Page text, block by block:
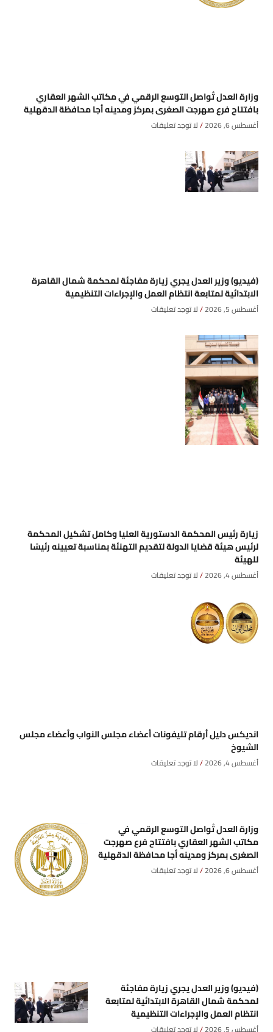
وزارة العدل تُواصل التوسع الرقمي في مكاتب الشهر العقاري
بافتتاح فرع صهرجت الصغرى بمركز ومدينه أجا محافظة الدقهلية
أغسطس 6, 2026 لا توجد تعليقات
(فيديو) وزير العدل يجري زيارة مفاجئة لمحكمة شمال القاهرة
الابتدائية لمتابعة انتظام العمل والإجراءات التنظيمية
أغسطس 5, 2026 لا توجد تعليقات
زيارة رئيس المحكمة الدستورية العليا وكامل تشكيل المحكمة
لرئيس هيئة قضايا الدولة لتقديم التهنئة بمناسبة تعيينه رئيسًا
للهيئة
أغسطس 4, 2026 لا توجد تعليقات
انديكس دليل أرقام تليفونات أعضاء مجلس النواب وأعضاء مجلس
الشيوخ
أغسطس 4, 2026 لا توجد تعليقات
وزارة العدل تُواصل التوسع الرقمي في
مكاتب الشهر العقاري بافتتاح فرع صهرجت
الصغرى بمركز ومدينه أجا محافظة الدقهلية
أغسطس 6, 2026 لا توجد تعليقات
(فيديو) وزير العدل يجري زيارة مفاجئة
لمحكمة شمال القاهرة الابتدائية لمتابعة
انتظام العمل والإجراءات التنظيمية
أغسطس 5, 2026 لا توجد تعليقات